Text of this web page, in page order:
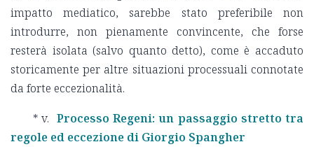
impatto mediatico, sarebbe stato preferibile non
introdurre, non pienamente convincente, che forse
resterà isolata (salvo quanto detto), come è accaduto
storicamente per altre situazioni processuali connotate
da forte eccezionalità.
* v. Processo Regeni: un passaggio stretto tra
regole ed eccezione di Giorgio Spangher